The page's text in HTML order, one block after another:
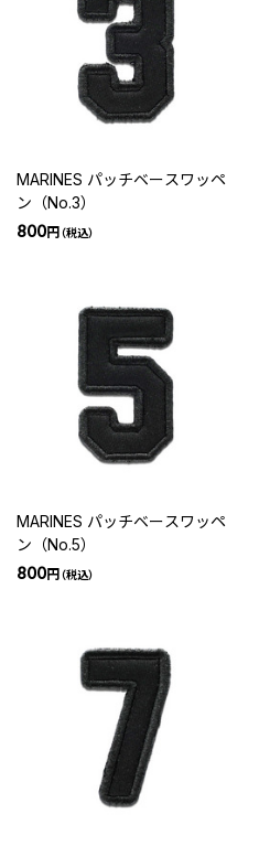
MARINES パッチベースワッペ
ン（No.3）
800円（税込）
MARINES パッチベースワッペ
ン（No.5）
800円（税込）